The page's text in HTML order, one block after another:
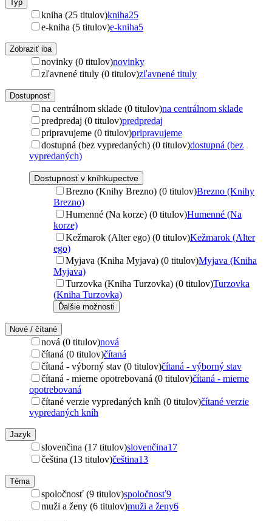
Typ
kniha (25 titulov)kniha25
e-kniha (5 titulov)e-kniha5
Zobraziť iba
novinky (0 titulov)novinky
zľavnené tituly (0 titulov)zľavnené tituly
Dostupnosť
na centrálnom sklade (0 titulov)na centrálnom sklade
predpredaj (0 titulov)predpredaj
pripravujeme (0 titulov)pripravujeme
dostupná (bez vypredaných) (0 titulov)dostupná (bez
vypredaných)
Dostupnosť v kníhkupectve
Brezno (Knihy Brezno) (0 titulov)Brezno (Knihy
Brezno)
Humenné (Na korze) (0 titulov)Humenné (Na
korze)
Kežmarok (Alter ego) (0 titulov)Kežmarok (Alter
ego)
Myjava (Kniha Myjava) (0 titulov)Myjava (Kniha
Myjava)
Turzovka (Kniha Turzovka) (0 titulov)Turzovka
(Kniha Turzovka)
Ďalšie možnosti
Nové / čítané
nová (0 titulov)nová
čítaná (0 titulov)čítaná
čítaná - výborný stav (0 titulov)čítaná - výborný stav
čítaná - mierne opotrebovaná (0 titulov)čítaná - mierne
opotrebovaná
čítané verzie vypredaných kníh (0 titulov)čítané verzie
vypredaných kníh
Jazyk
slovenčina (17 titulov)slovenčina17
čeština (13 titulov)čeština13
Téma
spoločnosť (9 titulov)spoločnosť9
muži a ženy (6 titulov)muži a ženy6